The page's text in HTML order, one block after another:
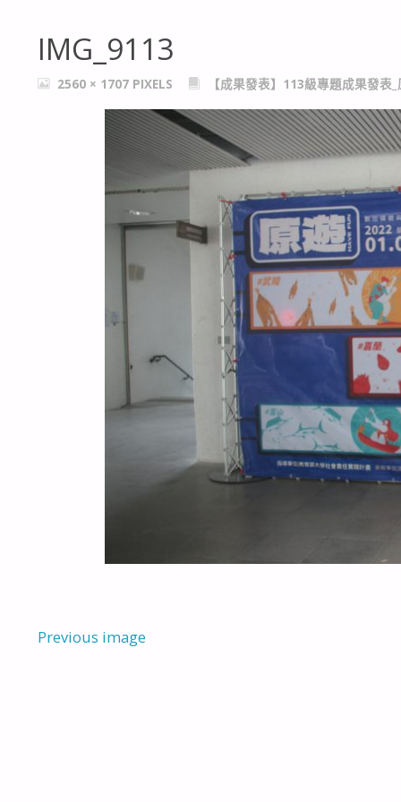
IMG_9113
FULL2560 × 1707 PIXELS 【成果發表】113級專題成果發表
Previous image